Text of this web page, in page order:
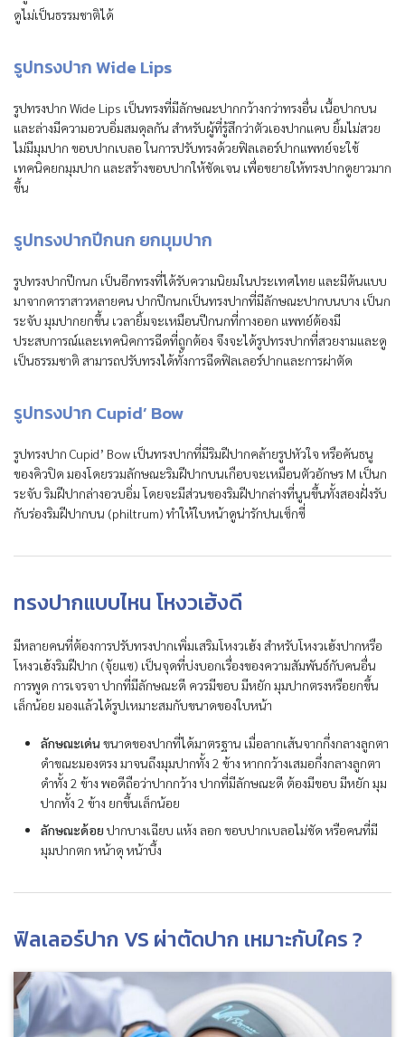
ดูไม่เป็นธรรมชาติได้
รูปทรงปาก Wide Lips
รูปทรงปาก Wide Lips เป็นทรงที่มีลักษณะปากกว้างกว่าทรงอื่น เนื้อปากบน
และล่างมีความอวบอิ่มสมดุลกัน สำหรับผู้ที่รู้สึกว่าตัวเองปากแคบ ยิ้มไม่สวย
ไม่มีมุมปาก ขอบปากเบลอ ในการปรับทรงด้วยฟิลเลอร์ปากแพทย์จะใช้
เทคนิคยกมุมปาก และสร้างขอบปากให้ชัดเจน เพื่อขยายให้ทรงปากดูยาวมาก
ขึ้น
รูปทรงปากปีกนก ยกมุมปาก
รูปทรงปากปีกนก เป็นอีกทรงที่ได้รับความนิยมในประเทศไทย และมีต้นแบบ
มาจากดาราสาวหลายคน ปากปีกนกเป็นทรงปากที่มีลักษณะปากบนบาง เป็นก
ระจับ มุมปากยกขึ้น เวลายิ้มจะเหมือนปีกนกที่กางออก แพทย์ต้องมี
ประสบการณ์และเทคนิคการฉีดที่ถูกต้อง จึงจะได้รูปทรงปากที่สวยงามและดู
เป็นธรรมชาติ สามารถปรับทรงได้ทั้งการฉีดฟิลเลอร์ปากและการผ่าตัด
รูปทรงปาก Cupid’ Bow
รูปทรงปาก Cupid’ Bow เป็นทรงปากที่มีริมฝีปากคล้ายรูปหัวใจ หรือคันธนู
ของคิวปิด มองโดยรวมลักษณะริมฝีปากบนเกือบจะเหมือนตัวอักษร M เป็นก
ระจับ ริมฝีปากล่างอวบอิ่ม โดยจะมีส่วนของริมฝีปากล่างที่นูนขึ้นทั้งสองฝั่งรับ
กับร่องริมฝีปากบน (philtrum) ทำให้ใบหน้าดูน่ารักปนเซ็กซี่
ทรงปากแบบไหน โหงวเฮ้งดี
มีหลายคนที่ต้องการปรับทรงปากเพิ่มเสริมโหงวเฮ้ง สำหรับโหงวเฮ้งปากหรือ
โหงวเฮ้งริมฝีปาก (จุ้ยแซ) เป็นจุดที่บ่งบอกเรื่องของความสัมพันธ์กับคนอื่น
การพูด การเจรจา ปากที่มีลักษณะดี ควรมีขอบ มีหยัก มุมปากตรงหรือยกขึ้น
เล็กน้อย มองแล้วได้รูปเหมาะสมกับขนาดของใบหน้า
ลักษณะเด่นขนาดของปากที่ได้มาตรฐาน เมื่อลากเส้นจากกึ่งกลางลูกตา
ดำขณะมองตรง มาจนถึงมุมปากทั้ง 2 ข้าง หากกว้างเสมอกึ่งกลางลูกตา
ดำทั้ง 2 ข้าง พอดีถือว่าปากกว้าง ปากที่มีลักษณะดี ต้องมีขอบ มีหยัก มุม
ปากทั้ง 2 ข้าง ยกขึ้นเล็กน้อย
ลักษณะด้อย ปากบางเฉียบ แห้ง ลอก ขอบปากเบลอไม่ชัด หรือคนที่มี
มุมปากตก หน้าดุ หน้าบึ้ง
ฟิลเลอร์ปาก VS ผ่าตัดปาก เหมาะกับใคร ?